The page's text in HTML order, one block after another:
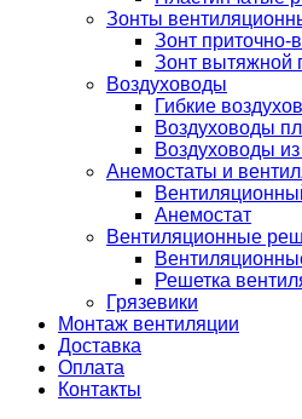
Зонты
Зонт приточно-
Зонт вытяжной
Воздуховоды
Гибкие
Воздуховоды
Воздуховоды
Анемостаты и
Анемостат
Вентиляционные
Решетка
Грязевики
Монтаж вентиляции
Доставка
Оплата
Контакты